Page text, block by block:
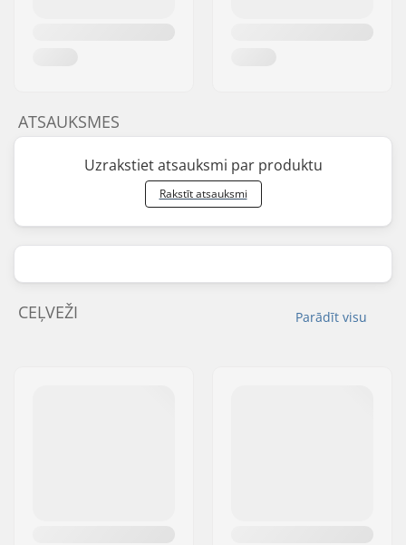
ATSAUKSMES
Uzrakstiet atsauksmi par produktu
Rakstīt atsauksmi
Parādīt visu
CEĻVEŽI